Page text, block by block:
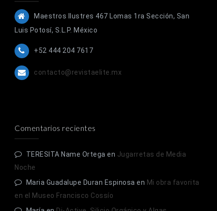
Maestros Ilustres 467 Lomas 1ra Sección, San
Luis Potosí, S.L.P. México
+52 444 204 7617
contacto@revistaelite.mx
Comentarios recientes
TERESITA Name Ortega en Jugarretas de Media
Noche
Maria Guadalupe Duran Espinosa en Mi obra favorita
en el Museo Francisco Cossío